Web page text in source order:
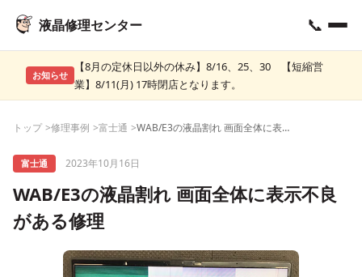
液晶修理センター 📞
お知らせ
【8月の定休日以外の休み】8/16、25、30 【短縮営
業】8/11(月) 17時閉店となります。
トップ 修理事例 富士通 WAB/E3の液晶割れ 画面全体に表示不良がある修理
富士通 2023年10月16日
WAB/E3の液晶割れ 画面全体に表示不良
がある修理